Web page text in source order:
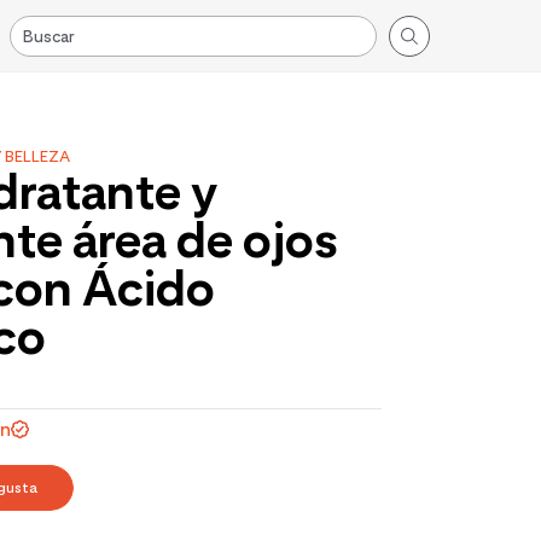
BELLEZA
y
área de ojos
Ácido